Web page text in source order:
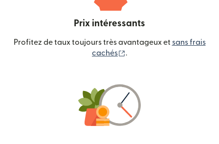
Prix intéressants
Profitez de taux toujours très avantageux et sans frais
cachés
.